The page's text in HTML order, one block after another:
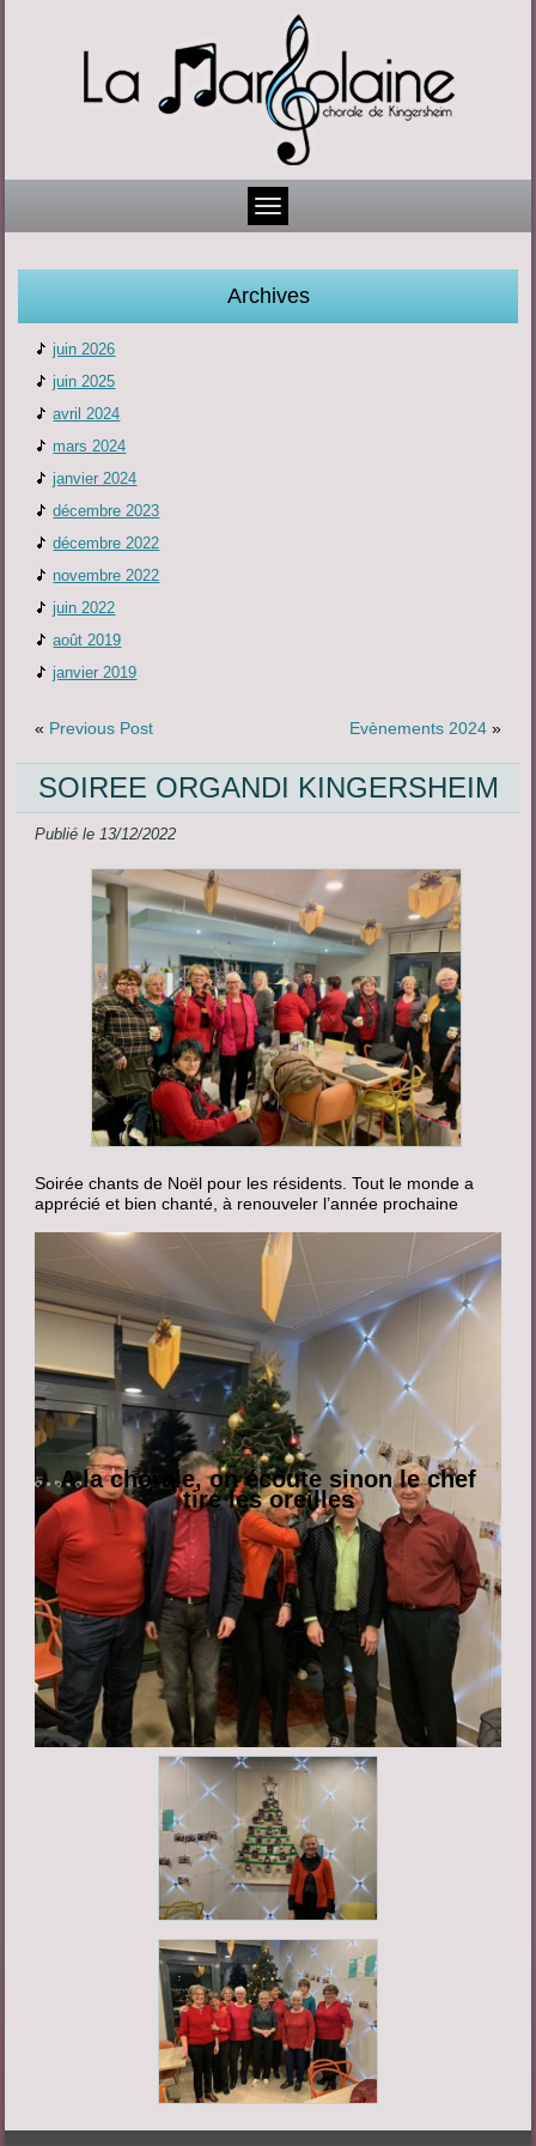
Archives
juin 2026
juin 2025
avril 2024
mars 2024
janvier 2024
décembre 2023
décembre 2022
novembre 2022
juin 2022
août 2019
janvier 2019
« Previous Post Evènements 2024»
SOIREE ORGANDI KINGERSHEIM
Publié le 13/12/2022
Soirée chants de Noël pour les résidents. Tout le monde a
apprécié et bien chanté, à renouveler l’année prochaine
A la chorale, on écoute sinon le chef
tire les oreilles